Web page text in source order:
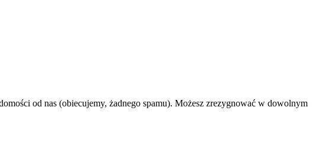
od nas (obiecujemy, żadnego spamu). Możesz zrezygnować w dowolnym